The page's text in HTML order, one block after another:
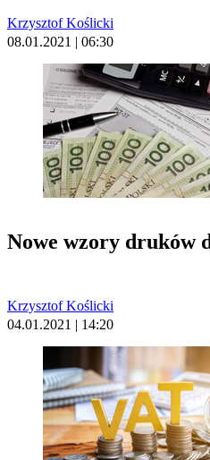
Krzysztof Koślicki
08.01.2021 | 06:30
Nowe wzory druków
Krzysztof Koślicki
04.01.2021 | 14:20